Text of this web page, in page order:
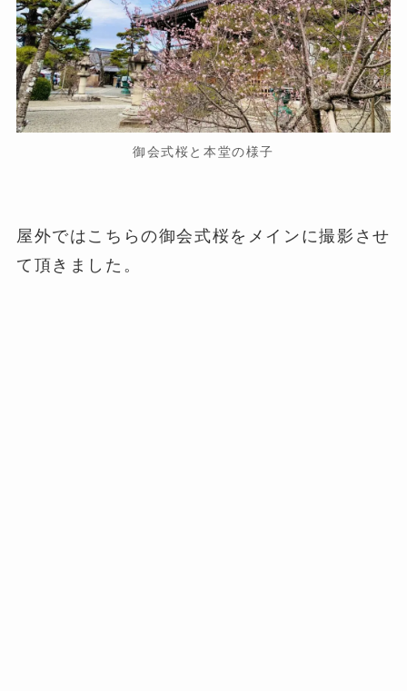
御会式桜と本堂の様子
屋外ではこちらの御会式桜をメインに撮影させ
て頂きました。